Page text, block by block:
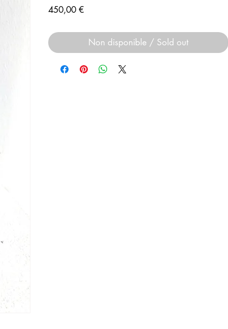
450,00 €Prix
Non disponible / Sold out